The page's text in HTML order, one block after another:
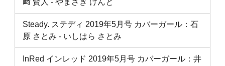
﨑 賢人 ‐ やまざき けんと
Steady. ステディ 2019年5月号 カバーガール：石
原 さとみ ‐ いしはら さとみ
InRed インレッド 2019年5月号 カバーガール：井